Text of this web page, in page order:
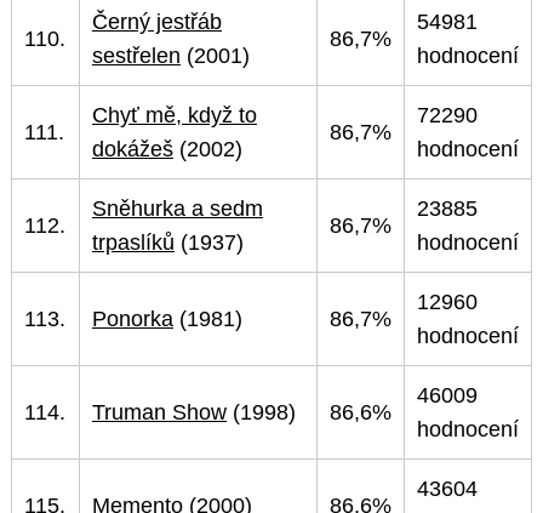
110.
Černý jestřáb
sestřelen (2001)
86,7%
54981
hodnocení
111.
Chyť mě, když to
dokážeš (2002)
86,7%
72290
hodnocení
112.
Sněhurka a sedm
trpaslíků (1937)
86,7%
23885
hodnocení
113. Ponorka (1981) 86,7%
12960
hodnocení
114. Truman Show (1998) 86,6%
46009
hodnocení
115. Memento (2000) 86,6%
43604